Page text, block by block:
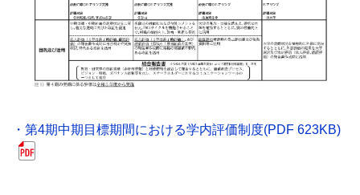
・第4期中期目標期間における学内評価制度(PDF 623KB)